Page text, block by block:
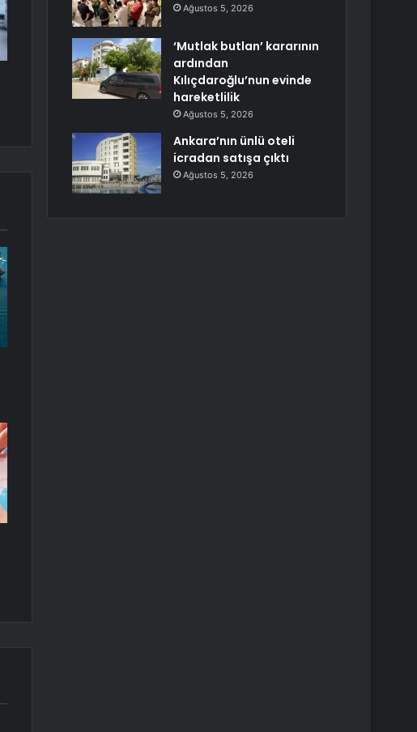
Ağustos 5, 2026
‘Mutlak butlan’ kararının
ardından
Kılıçdaroğlu’nun evinde
hareketlilik
Ağustos 5, 2026
Ankara’nın ünlü oteli
icradan satışa çıktı
Ağustos 5, 2026